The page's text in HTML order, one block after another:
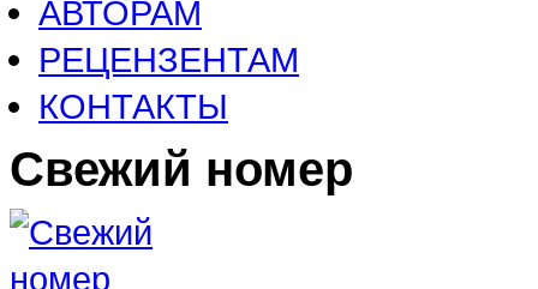
АВТОРАМ
РЕЦЕНЗЕНТАМ
КОНТАКТЫ
Свежий номер